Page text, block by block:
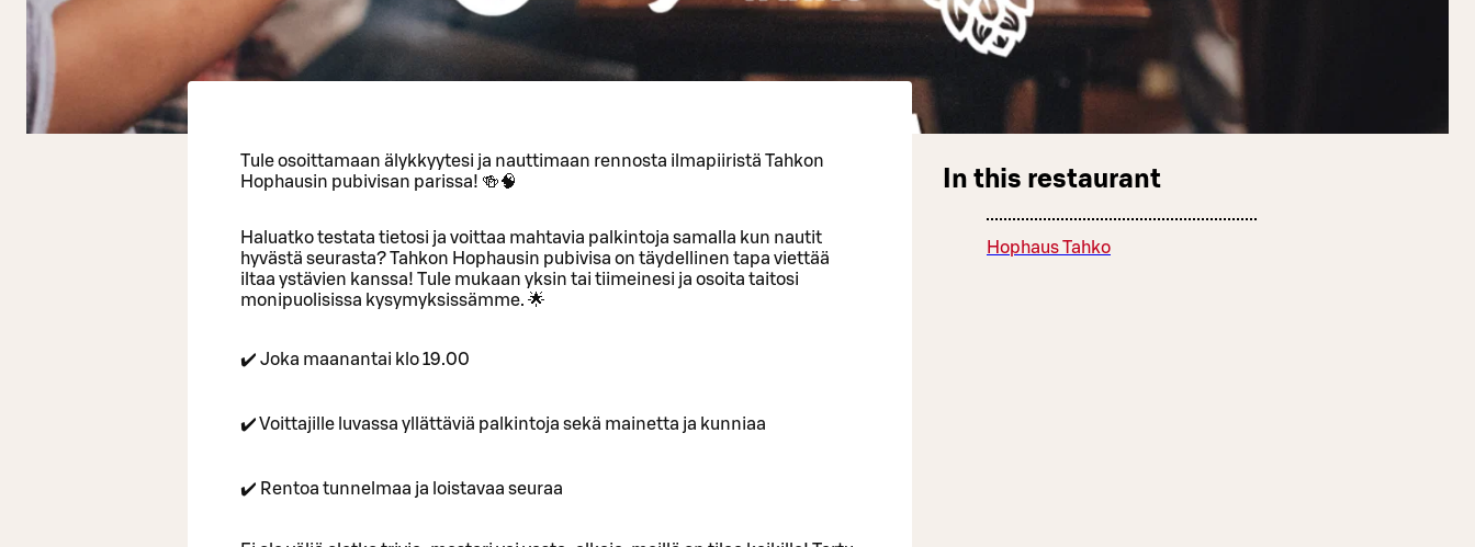
Tule osoittamaan älykkyytesi ja nauttimaan rennosta ilmapiiristä Tahkon
Hophausin pubivisan parissa! 🍻🧠
Haluatko testata tietosi ja voittaa mahtavia palkintoja samalla kun nautit
hyvästä seurasta? Tahkon Hophausin pubivisa on täydellinen tapa viettää
iltaa ystävien kanssa! Tule mukaan yksin tai tiimeinesi ja osoita taitosi
monipuolisissa kysymyksissämme. 🌟
✔️ Joka maanantai klo 19.00
✔️ Voittajille luvassa yllättäviä palkintoja sekä mainetta ja kunniaa
✔️ Rentoa tunnelmaa ja loistavaa seuraa
In this restaurant
Hophaus Tahko